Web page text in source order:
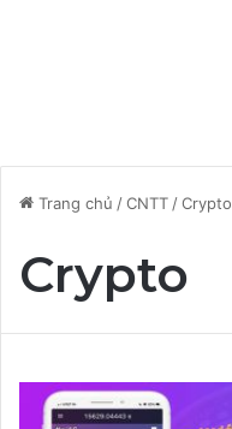
Trang chủ /CNTT /Crypto
Crypto